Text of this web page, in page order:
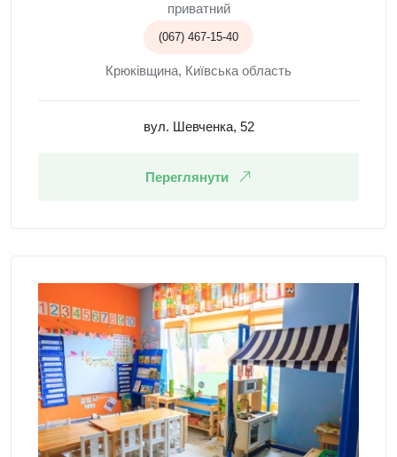
приватний
(067) 467-15-40
Крюківщина, Київська область
вул. Шевченка, 52
Переглянути